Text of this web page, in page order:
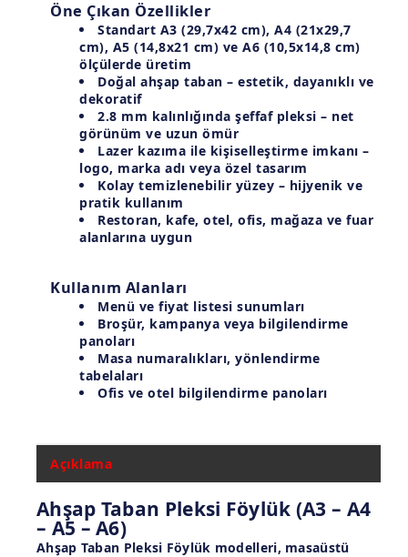
Öne Çıkan Özellikler
Standart A3 (29,7x42 cm), A4 (21x29,7
cm), A5 (14,8x21 cm) ve A6 (10,5x14,8 cm)
ölçülerde üretim
Doğal ahşap taban – estetik, dayanıklı ve
dekoratif
2.8 mm kalınlığında şeffaf pleksi – net
görünüm ve uzun ömür
Lazer kazıma ile kişiselleştirme imkanı –
logo, marka adı veya özel tasarım
Kolay temizlenebilir yüzey – hijyenik ve
pratik kullanım
Restoran, kafe, otel, ofis, mağaza ve fuar
alanlarına uygun
Kullanım Alanları
Menü ve fiyat listesi sunumları
Broşür, kampanya veya bilgilendirme
panoları
Masa numaralıkları, yönlendirme
tabelaları
Ofis ve otel bilgilendirme panoları
Açıklama
Ahşap Taban Pleksi Föylük (A3 – A4
– A5 – A6)
Ahşap Taban Pleksi Föylük modelleri, masaüstü